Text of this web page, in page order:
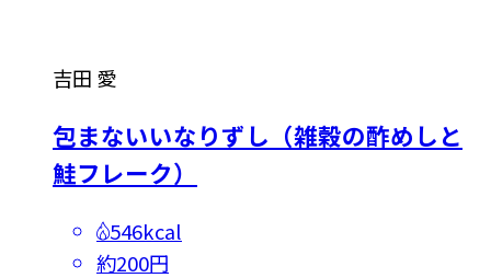
吉田 愛
包まないいなりずし（雑穀の酢めしと
鮭フレーク）
546kcal
約200円